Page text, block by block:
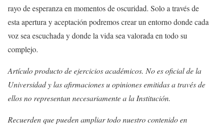
rayo de esperanza en momentos de oscuridad. Solo a través de
esta apertura y aceptación podremos crear un entorno donde cada
voz sea escuchada y donde la vida sea valorada en todo su
complejo.
Artículo producto de ejercicios académicos. No es oficial de la
Universidad y las afirmaciones u opiniones emitidas a través de
ellos no representan necesariamente a la Institución.
Recuerden que pueden ampliar todo nuestro contenido en